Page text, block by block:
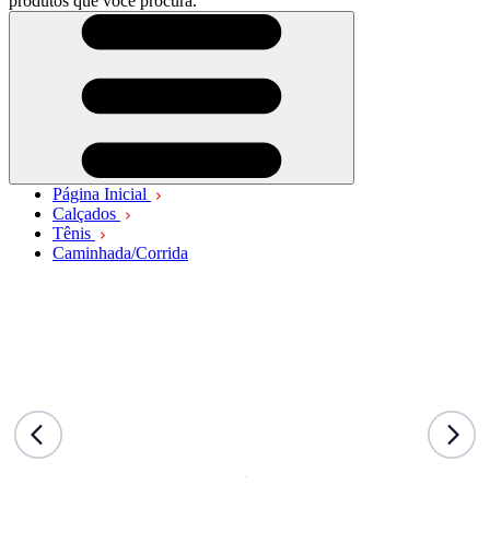
Página Inicial
Calçados
Tênis
Caminhada/Corrida